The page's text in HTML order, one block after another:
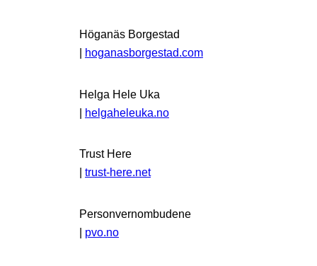
Höganäs Borgestad
| hoganasborgestad.com
Helga Hele Uka
| helgaheleuka.no
Trust Here
| trust-here.net
Personvernombudene
| pvo.no